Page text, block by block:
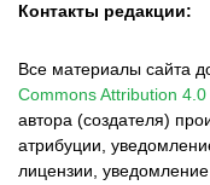
Контакты редакции:
Все материалы сайта
Commons Attribution
автора (создателя)
атрибуции,
лицензии,